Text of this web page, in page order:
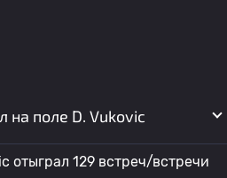
на поле D. Vukovic
отыграл 129 встреч/встречи